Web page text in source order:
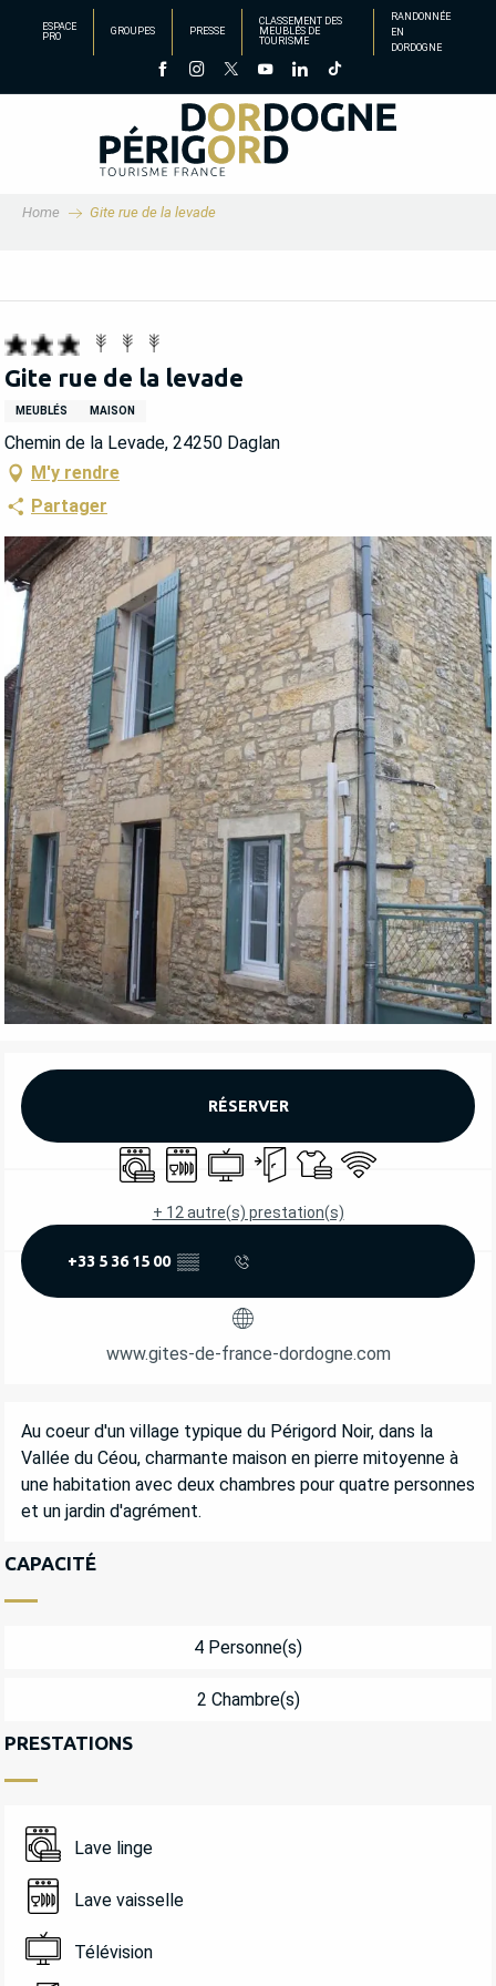
principal
ESPACE
PRO
GROUPES PRESSE
CLASSEMENT DES
MEUBLÉS DE
TOURISME
RANDONNÉE
EN
DORDOGNE
Home Gite rue de la levade
Gite rue de la levade
MEUBLÉS MAISON
Chemin de la Levade, 24250 Daglan
M'y rendre
Partager
OUVERTURE ET COORDONNÉES
RÉSERVER
Lave lingeLave vaisselle
TélévisionEntrée indépendante
Draps et linge
WiFi
+ 12 autre(s) prestation(s)
+33 5 36 15 00 ▒▒
www.gites-de-france-dordogne.com
DESCRIPTION
Au coeur d'un village typique du Périgord Noir, dans la
Vallée du Céou, charmante maison en pierre mitoyenne à
une habitation avec deux chambres pour quatre personnes
et un jardin d'agrément.
CAPACITÉ
4 Personne(s)
2 Chambre(s)
PRESTATIONS
Lave linge
Lave vaisselle
Télévision